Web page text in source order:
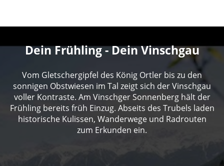
Dein Frühling - Dein Vinschgau
Vom Gletschergipfel des König Ortler bis zu den
sonnigen Obstwiesen im Tal zeigt sich der Vinschgau
voller Kontraste. Am Vinschger Sonnenberg hält der
Frühling bereits früh Einzug. Abseits des Trubels laden
historische Kulissen, Wanderwege und Radrouten
zum Erkunden ein.